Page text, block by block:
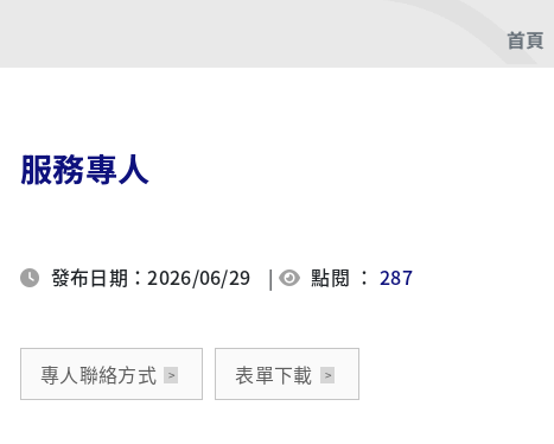
首頁
服務專人
發布日期：2026/06/29 | 點閱 ：287
專人聯絡方式 表單下載